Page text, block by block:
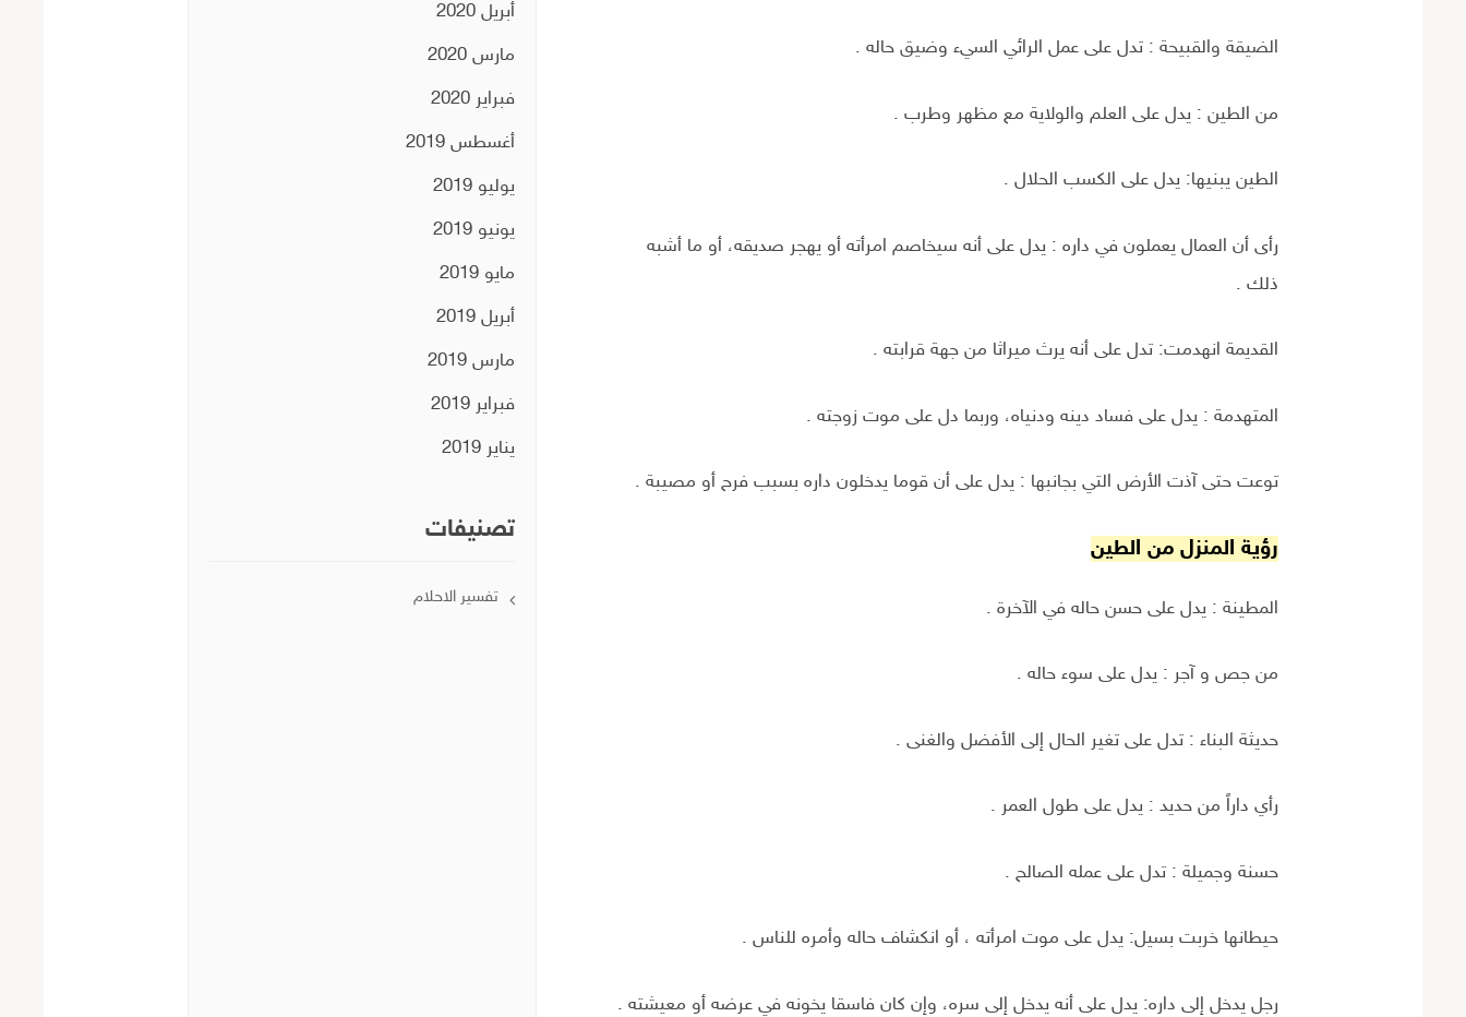
الضيقة والقبيحة : تدل على عمل الرائي السيء وضيق حاله .
من الطين : يدل على العلم والولاية مع مظهر وطرب .
الطين يبنيها: يدل على الكسب الحلال .
رأى أن العمال يعملون في داره : يدل على أنه سيخاصم امرأته أو يهجر صديقه، أو ما أشبه
ذلك .
القديمة انهدمت: تدل على أنه يرث میراثا من جهة قرابته .
المتهدمة : يدل على فساد دينه ودنياه، وربما دل على موت زوجته .
توعت حتى آذت الأرض التي بجانبها : يدل على أن قوما يدخلون داره بسبب فرح أو مصيبة .
رؤية المنزل من الطين
المطينة : يدل على حسن حاله في الآخرة .
من جص و آجر : يدل على سوء حاله .
حديثة البناء : تدل على تغير الحال إلى الأفضل والغنی .
رأي داراً من حديد : يدل على طول العمر .
حسنة وجميلة : تدل على عمله الصالح .
حيطانها خربت بسيل: يدل على موت امرأته ، أو انکشاف حاله وأمره للناس .
رجل يدخل إلى داره: يدل على أنه يدخل إلى سره، وإن كان فاسقا يخونه في عرضه أو معیشته .
أبريل 2020
مارس 2020
فبراير 2020
أغسطس 2019
يوليو 2019
يونيو 2019
مايو 2019
أبريل 2019
مارس 2019
فبراير 2019
يناير 2019
تصنيفات
تفسير الاحلام